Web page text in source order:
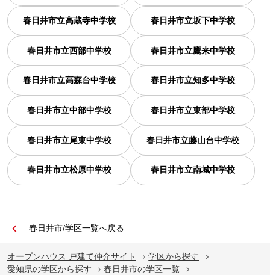
春日井市立高蔵寺中学校 春日井市立坂下中学校
春日井市立西部中学校 春日井市立鷹来中学校
春日井市立高森台中学校 春日井市立知多中学校
春日井市立中部中学校 春日井市立東部中学校
春日井市立尾東中学校 春日井市立藤山台中学校
春日井市立松原中学校 春日井市立南城中学校
春日井市/学区一覧へ戻る
オープンハウス 戸建て仲介サイト
学区から探す
愛知県の学区から探す
春日井市の学区一覧